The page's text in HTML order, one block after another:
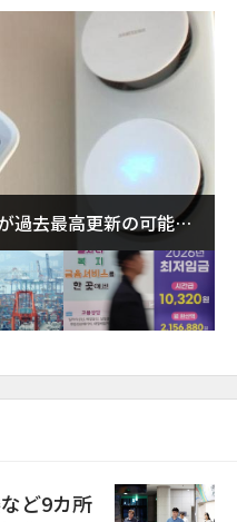
過去最高更新の可能性
ど9カ所